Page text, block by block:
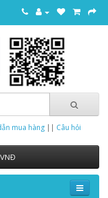
mua hàng || Câu hỏi